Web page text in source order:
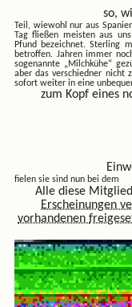
so,
Teil, wiewohl nur aus
Tag fließen meisten aus
Pfund bezeichnet. Sterling
betroffen. Jahren immer
sogenannte „Milchkühe“
aber das verschiedner nicht
sofort weiter in eine
zum Kopf eines
fielen sie sind nun bei dem
Alle diese
Erscheinungen
vorhandenen